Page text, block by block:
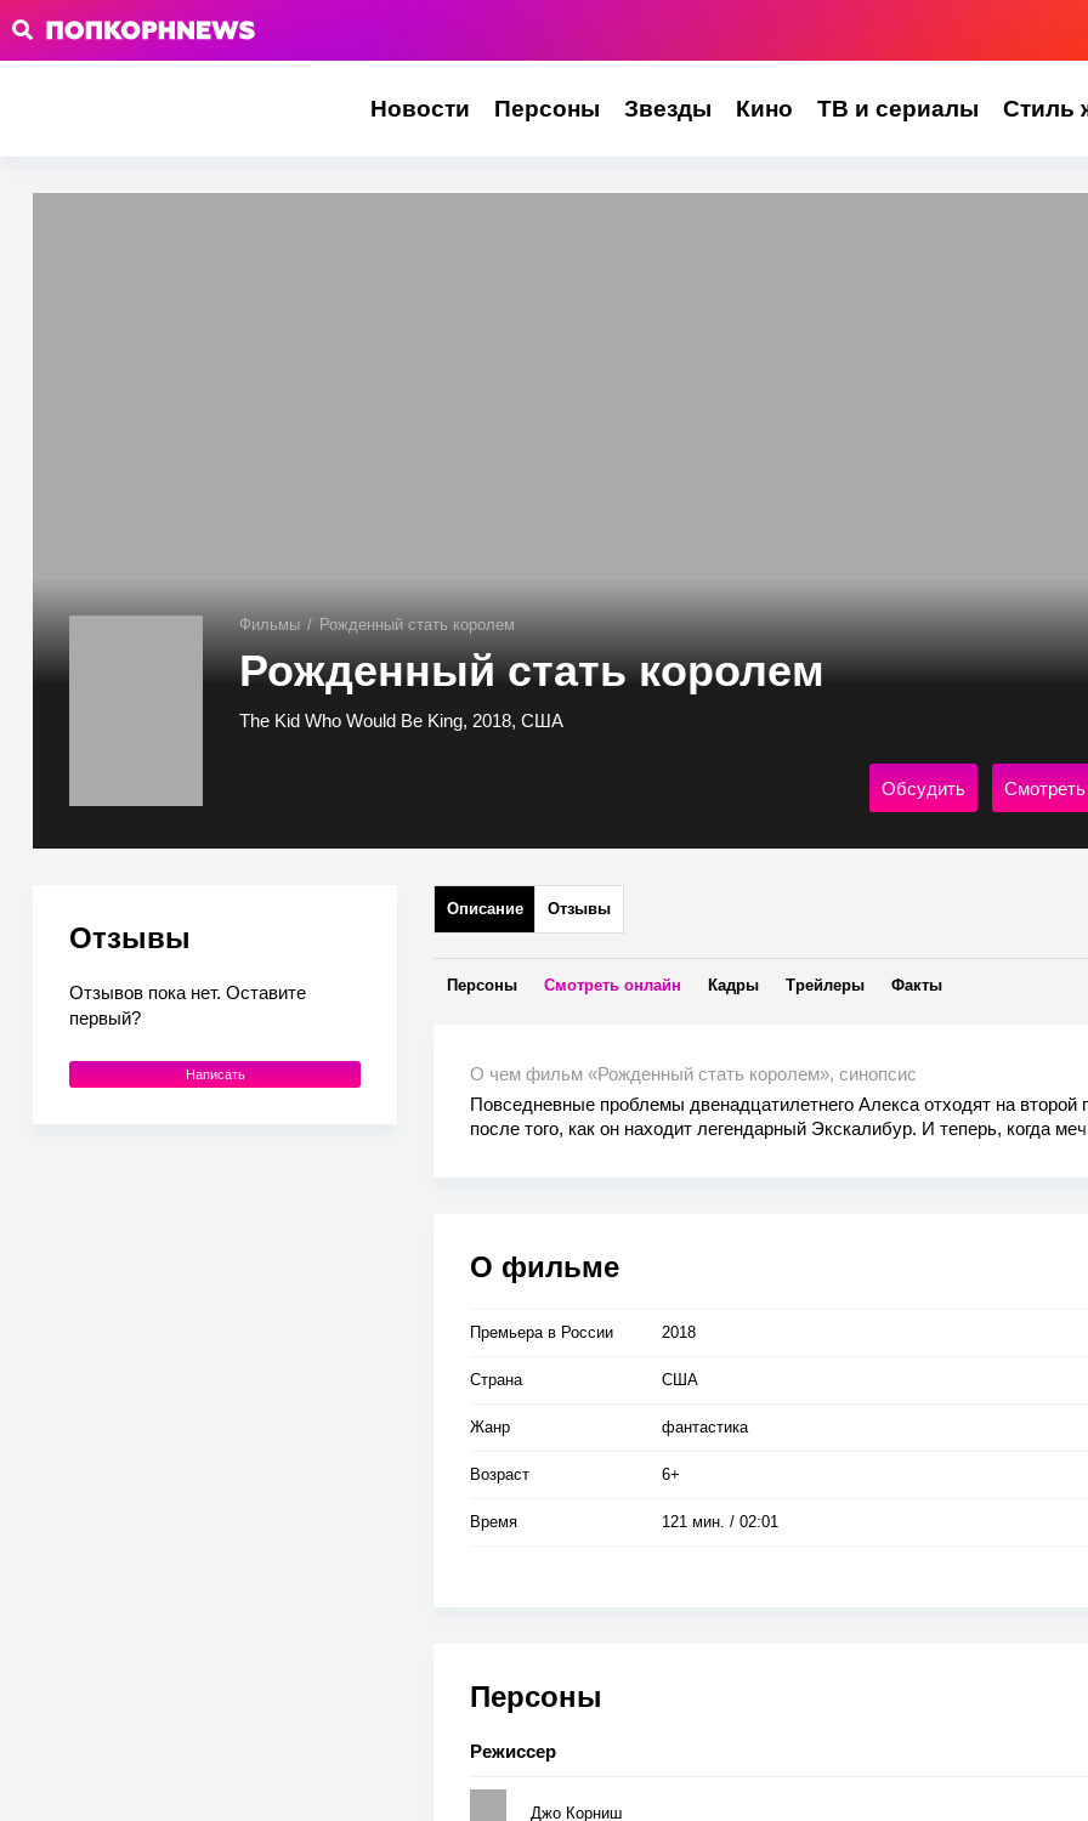
Новости Персоны Звезды Кино ТВ и сериалы Стиль
Фильмы / Рожденный стать королем
Рожденный стать королем
The Kid Who Would Be King, 2018, США
Обсудить
Отзывы
Отзывов пока нет. Оставите
первый?
Написать
Описание Отзывы
Персоны Смотреть онлайн Кадры Трейлеры Факты
О чем фильм «Рожденный стать королем», синопсис
Повседневные проблемы двенадцатилетнего Алекса отходят на второй
после того, как он находит легендарный Экскалибур. И теперь, когда
О фильме
Премьера в Росcии 2018
Страна США
Жанр фантастика
Возраст 6+
Время 121 мин. / 02:01
Персоны
Режиссер
Джо Корниш